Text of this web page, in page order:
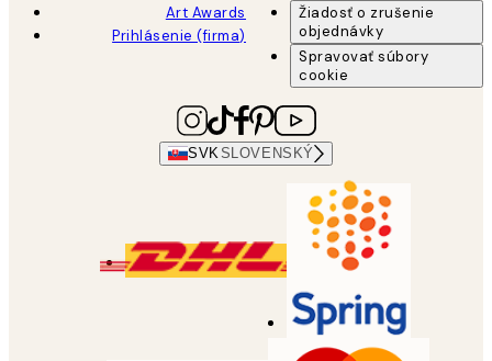
Art Awards
Prihlásenie (firma)
Žiadosť o zrušenie
objednávky
Spravovať súbory
cookie
SVKSLOVENSKÝ